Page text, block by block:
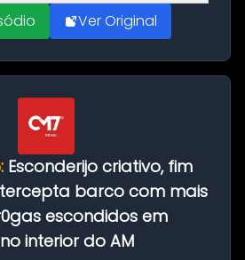
Ver Original
Esconderijo criativo, fim
barco com mais
escondidos em
interior do AM